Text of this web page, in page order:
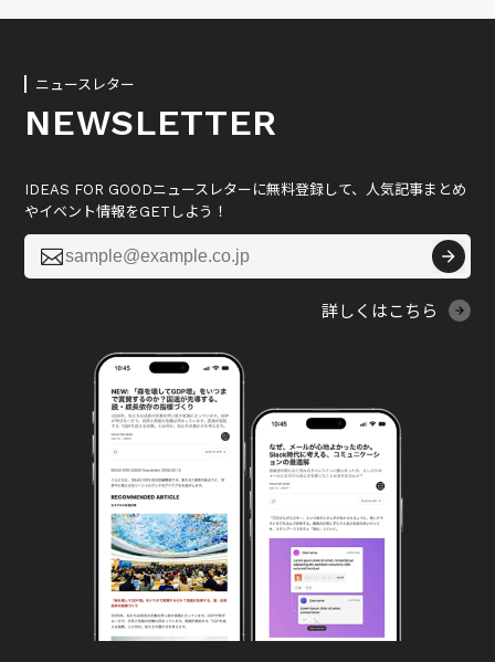
ニュースレター
NEWSLETTER
IDEAS FOR GOODニュースレターに無料登録して、人気記事まとめ
やイベント情報をGETしよう！

詳しくはこちら